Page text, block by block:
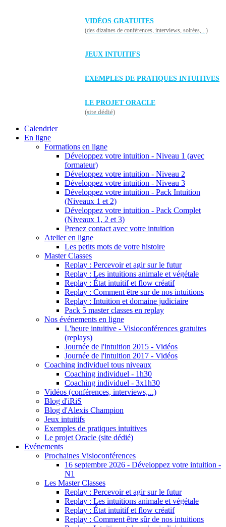
VIDÉOS GRATUITES
(des dizaines de conférences, interviews, soirées,...)
JEUX INTUITIFS
EXEMPLES DE PRATIQUES INTUITIVES
LE PROJET ORACLE
(site dédié)
Calendrier
En ligne
Formations en ligne
Développez votre intuition - Niveau 1 (avec
formateur)
Développez votre intuition - Niveau 2
Développez votre intuition - Niveau 3
Développez votre intuition - Pack Intuition
(Niveaux 1 et 2)
Développez votre intuition - Pack Complet
(Niveaux 1, 2 et 3)
Prenez contact avec votre intuition
Atelier en ligne
Les petits mots de votre histoire
Master Classes
Replay : Percevoir et agir sur le futur
Replay : Les intuitions animale et végétale
Replay : État intuitif et flow créatif
Replay : Comment être sur de nos intuitions
Replay : Intuition et domaine judiciaire
Pack 5 master classes en replay
Nos événements en ligne
L'heure intuitive - Visioconférences gratuites
(replays)
Journée de l'intuition 2015 - Vidéos
Journée de l'intuition 2017 - Vidéos
Coaching individuel tous niveaux
Coaching individuel - 1h30
Coaching individuel - 3x1h30
Vidéos (conférences, interviews,...)
Blog d'iRiS
Blog d'Alexis Champion
Jeux intuitifs
Exemples de pratiques intuitives
Le projet Oracle (site dédié)
Evénements
Prochaines Visioconférences
16 septembre 2026 - Développez votre intuition -
N1
Les Master Classes
Replay : Percevoir et agir sur le futur
Replay : Les intuitions animale et végétale
Replay : État intuitif et flow créatif
Replay : Comment être sûr de nos intuitions